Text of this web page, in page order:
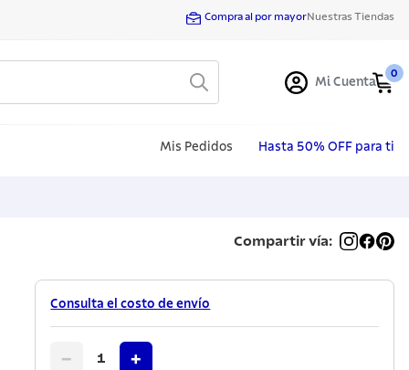
Compra al por mayorNuestras Tiendas
Mi Cuenta
0
Mis Pedidos Hasta 50% OFF para ti
Compartir vía:
Consulta el costo de envío
− 1 +